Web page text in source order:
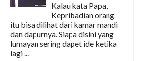
Kalau kata Papa,
Kepribadian orang
itu bisa dilihat dari kamar mandi
dan dapurnya. Siapa disini yang
lumayan sering dapet ide ketika
lagi ...